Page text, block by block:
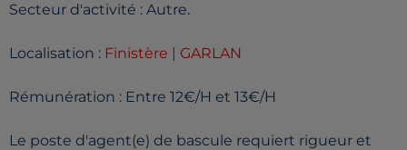
Secteur d'activité : Autre.
Localisation : Finistère | GARLAN
Rémunération : Entre 12€/H et 13€/H
Le poste d'agent(e) de bascule requiert rigueur et